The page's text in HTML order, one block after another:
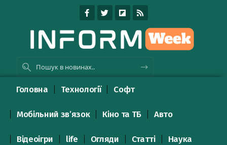
Головна Технології Софт
Мобільний зв’язок Кіно та ТБ Авто
Відеоігри life Огляди Статті Наука